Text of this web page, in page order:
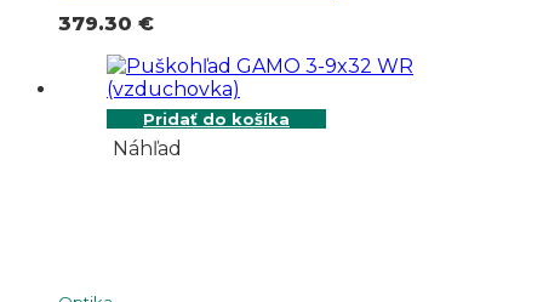
379.30 €
Pridať do košíka
Náhľad